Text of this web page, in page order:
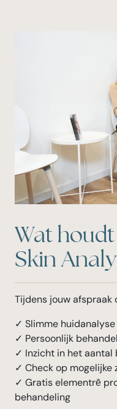
Wat
Skin
Tijdens jouw afspraak
✓ Slimme
✓ Persoonlijk
✓ Inzicht in het aantal
✓ Check op mogelijke
✓ Gratis elementrē
behandeling